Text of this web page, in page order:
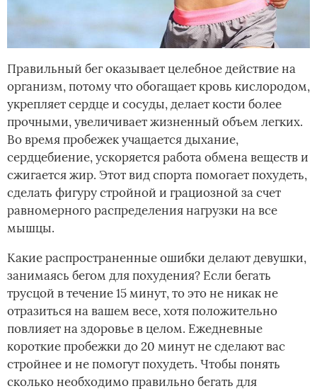
Правильный бег оказывает целебное действие на
организм, потому что обогащает кровь кислородом,
укрепляет сердце и сосуды, делает кости более
прочными, увеличивает жизненный объем легких.
Во время пробежек учащается дыхание,
сердцебиение, ускоряется работа обмена веществ и
сжигается жир. Этот вид спорта помогает похудеть,
сделать фигуру стройной и грациозной за счет
равномерного распределения нагрузки на все
мышцы.
Какие распространенные ошибки делают девушки,
занимаясь бегом для похудения? Если бегать
трусцой в течение 15 минут, то это не никак не
отразиться на вашем весе, хотя положительно
повлияет на здоровье в целом. Ежедневные
короткие пробежки до 20 минут не сделают вас
стройнее и не помогут похудеть. Чтобы понять
сколько необходимо правильно бегать для